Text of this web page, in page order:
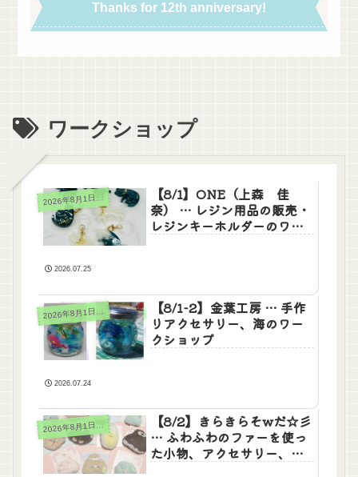
Thanks for 12th anniversary!
ワークショップ
2
【8/1】ONE（上森 佳
奈） … レジン用品の販売・
レジンキーホルダーのワー
2026.07.25
2
【8/1-2】金葉工房 … 手作
りアクセサリー、海のワー
クショップ
2026.07.24
2
【8/2】きらきらそwだ☆彡
… ふわふわのファーを使っ
た小物、アクセサリー、ワ